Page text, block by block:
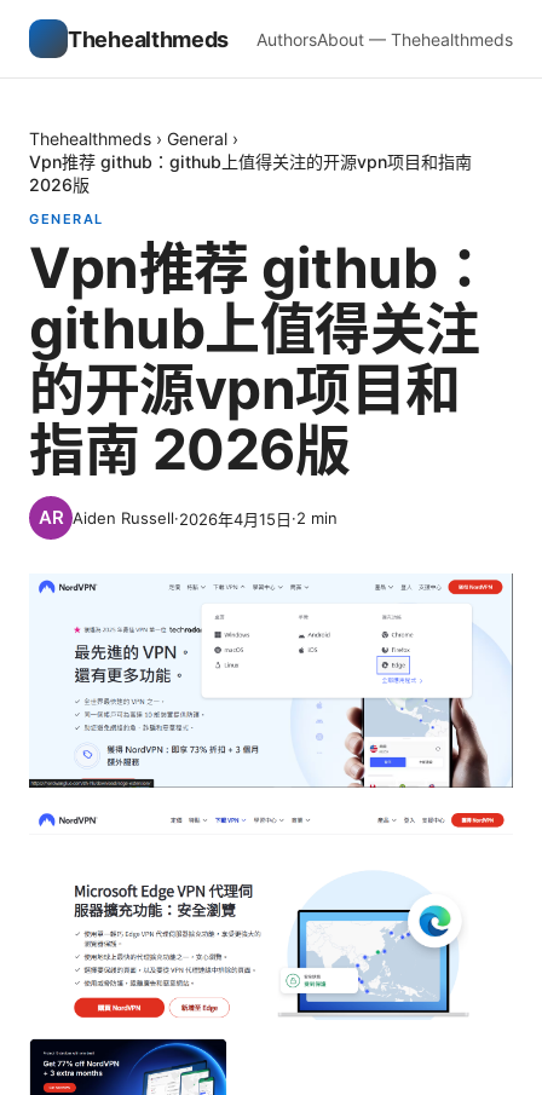
Thehealthmeds AuthorsAbout — Thehealthmeds
Thehealthmeds › General ›
Vpn推荐 github：github上值得关注的开源vpn项目和指南
2026版
GENERAL
Vpn推荐 github：
github上值得关注
的开源vpn项目和
指南 2026版
Aiden Russell·2026年4月15日·2 min